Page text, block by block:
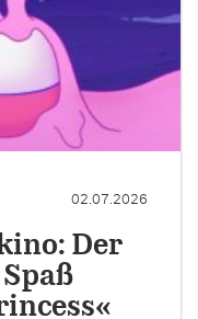
02.07.2026
Der